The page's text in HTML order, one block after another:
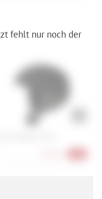
fehlt nur noch der